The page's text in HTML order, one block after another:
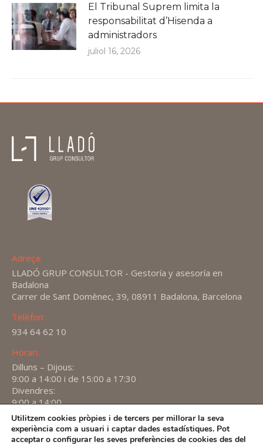
El Tribunal Suprem limita la
responsabilitat d’Hisenda a
administradors
juliol 16, 2026
Adreça:
LLADÓ GRUP CONSULTOR - Gestoría y asesoría en
Badalona
Carrer de Sant Domènec, 39, 08911 Badalona, Barcelona
Telèfon:
934 64 62 10
Horari:
Dilluns – Dijous:
9:00 a 14:00 i de 15:00 a 17:30
Divendres:
9:00 a 14:00
Find us on:
X
YouTubeLinkedin
Utilitzem cookies pròpies i de tercers per millorar la seva
experiència com a usuari i captar dades estadístiques. Pot
acceptar o configurar les seves preferències de cookies des del